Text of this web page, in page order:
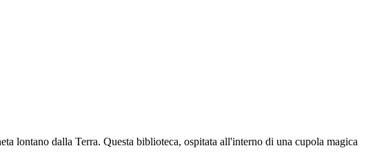
lontano dalla Terra. Questa biblioteca, ospitata all'interno di una cupola magica